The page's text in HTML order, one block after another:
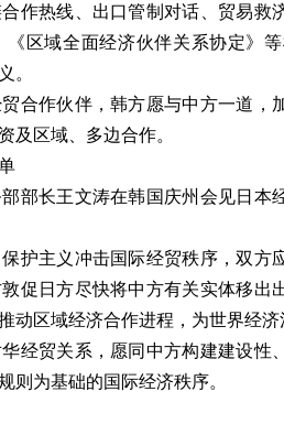
作热线、出口管制对话、贸易救
区域全面经济伙伴关系协定》
。
合作伙伴，韩方愿与中方一道，
及区域、多边合作。
部长王文涛在韩国庆州会见日
护主义冲击国际经贸秩序，双方
促日方尽快将中方有关实体移出
动区域经济合作进程，为世界经济
经贸关系，愿同中方构建建设性
则为基础的国际经济秩序。